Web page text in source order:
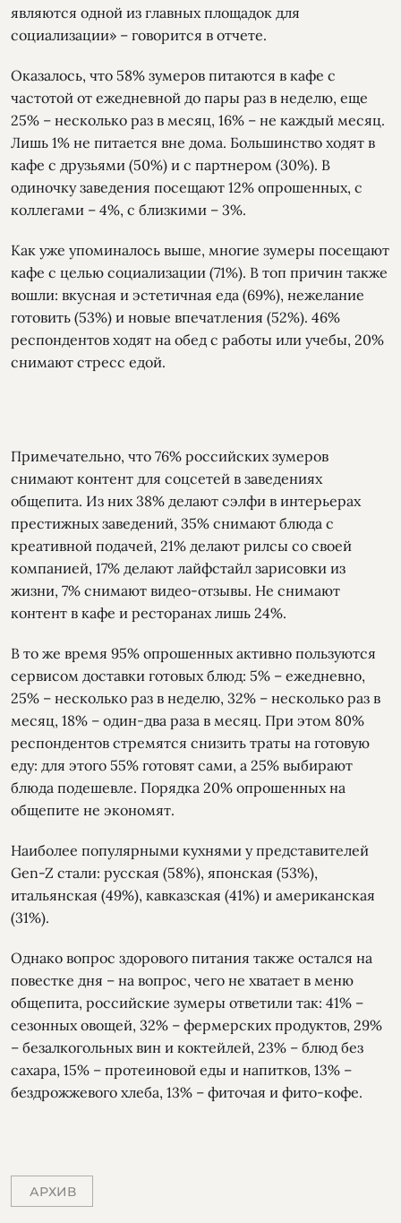
являются одной из главных площадок для
социализации» – говорится в отчете.
Оказалось, что 58% зумеров питаются в кафе с
частотой от ежедневной до пары раз в неделю, еще
25% – несколько раз в месяц, 16% – не каждый месяц.
Лишь 1% не питается вне дома. Большинство ходят в
кафе с друзьями (50%) и с партнером (30%). В
одиночку заведения посещают 12% опрошенных, с
коллегами – 4%, с близкими – 3%.
Как уже упоминалось выше, многие зумеры посещают
кафе с целью социализации (71%). В топ причин также
вошли: вкусная и эстетичная еда (69%), нежелание
готовить (53%) и новые впечатления (52%). 46%
респондентов ходят на обед с работы или учебы, 20%
снимают стресс едой.
Примечательно, что 76% российских зумеров
снимают контент для соцсетей в заведениях
общепита. Из них 38% делают сэлфи в интерьерах
престижных заведений, 35% снимают блюда с
креативной подачей, 21% делают рилсы со своей
компанией, 17% делают лайфстайл зарисовки из
жизни, 7% снимают видео-отзывы. Не снимают
контент в кафе и ресторанах лишь 24%.
В то же время 95% опрошенных активно пользуются
сервисом доставки готовых блюд: 5% – ежедневно,
25% – несколько раз в неделю, 32% – несколько раз в
месяц, 18% – один-два раза в месяц. При этом 80%
респондентов стремятся снизить траты на готовую
еду: для этого 55% готовят сами, а 25% выбирают
блюда подешевле. Порядка 20% опрошенных на
общепите не экономят.
Наиболее популярными кухнями у представителей
Gen-Z стали: русская (58%), японская (53%),
итальянская (49%), кавказская (41%) и американская
(31%).
Однако вопрос здорового питания также остался на
повестке дня – на вопрос, чего не хватает в меню
общепита, российские зумеры ответили так: 41% –
сезонных овощей, 32% – фермерских продуктов, 29%
– безалкогольных вин и коктейлей, 23% – блюд без
сахара, 15% – протеиновой еды и напитков, 13% –
бездрожжевого хлеба, 13% – фиточая и фито-кофе.
АРХИВ